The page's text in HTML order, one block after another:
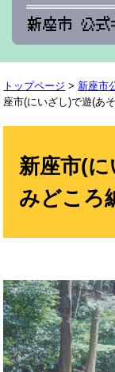
先
頭
で
を
飛
ば
トップページ > 新座市
座市(にいざし)で遊(あ
新座市(
みどころ